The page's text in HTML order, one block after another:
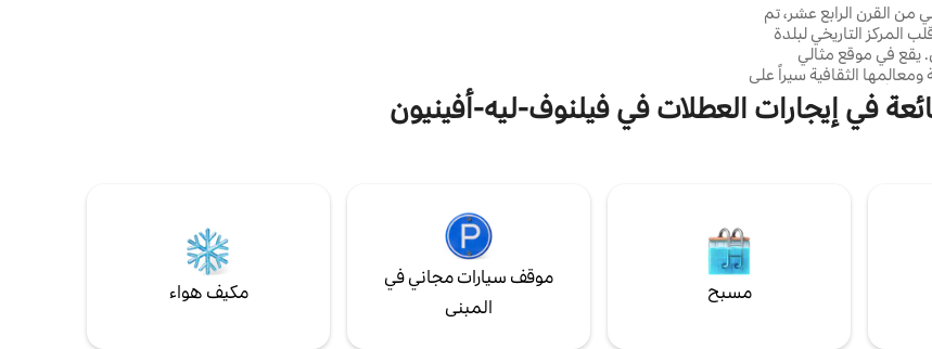
من القرن الرابع عشر، تم
المركز التاريخي لبلدة
يقع في موقع مثالي
ومعالمها الثقافية سيراً على
الأصالة والراحة
نيد" دعوة للاسترخاء في
الجصية، وسلالمه
في إيجارات العطلات في فيلنوف-ليه-أفينيون
مسبح
موقف سيارات مجاني في
المبنى
مكيف هواء